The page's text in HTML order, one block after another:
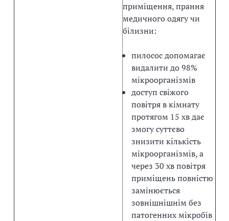
приміщення, прання
медичного одягу чи
білизни:
пилосос допомагає
видалити до 98%
мікроорганізмів
доступ свіжого
повітря в кімнату
протягом 15 хв дає
змогу суттєво
знизити кількість
мікроорганізмів, а
через 30 хв повітря
приміщень повністю
замінюється
зовнішнішнім без
патогенних мікробів